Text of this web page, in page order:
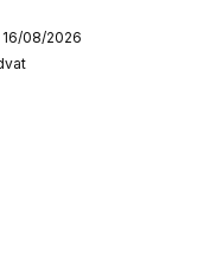
08/2026